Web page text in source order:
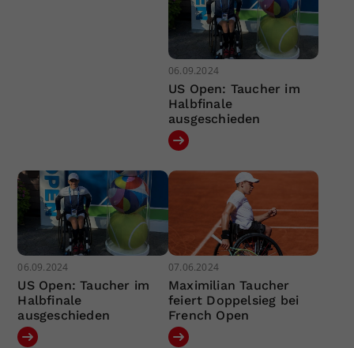
06.09.2024
US Open: Taucher im
Halbfinale
ausgeschieden
06.09.2024
US Open: Taucher im
Halbfinale
ausgeschieden
07.06.2024
Maximilian Taucher
feiert Doppelsieg bei
French Open